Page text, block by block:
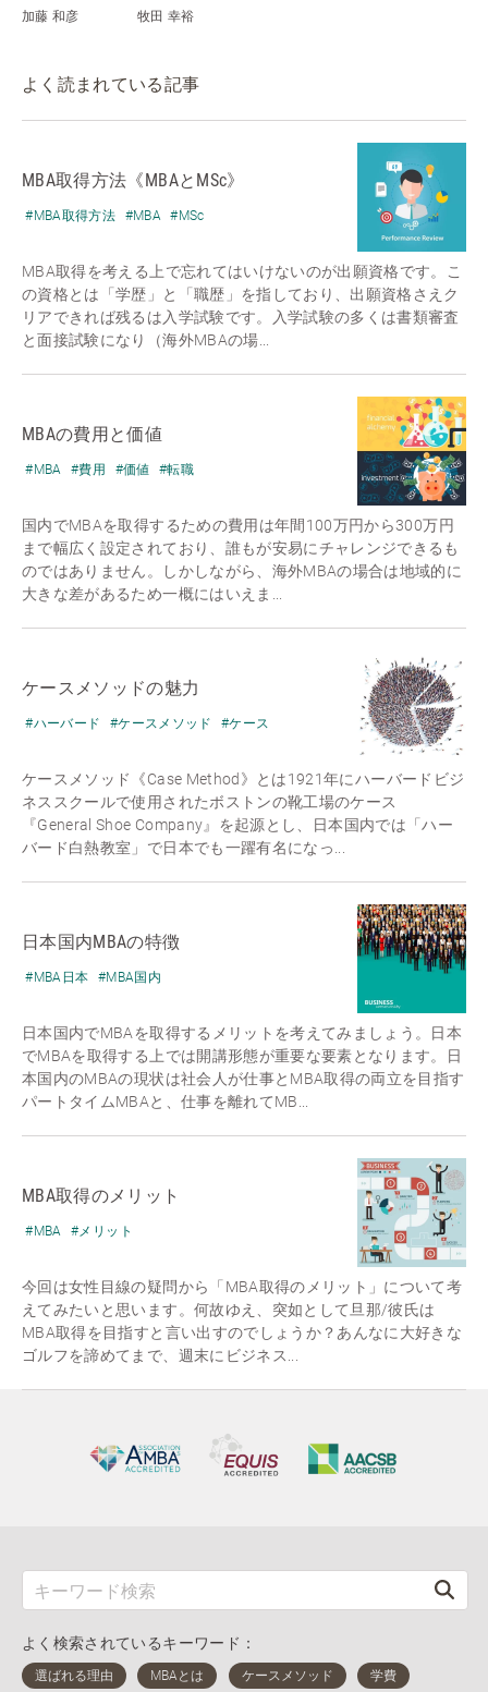
加藤 和彦 牧田 幸裕
よく読まれている記事
MBA取得方法《MBAとMSc》
#MBA取得方法 #MBA #MSc
MBA取得を考える上で忘れてはいけないのが出願資格です。こ
の資格とは「学歴」と「職歴」を指しており、出願資格さえク
リアできれば残るは入学試験です。入学試験の多くは書類審査
と面接試験になり（海外MBAの場...
MBAの費用と価値
#MBA #費用 #価値 #転職
国内でMBAを取得するための費用は年間100万円から300万円
まで幅広く設定されており、誰もが安易にチャレンジできるも
のではありません。しかしながら、海外MBAの場合は地域的に
大きな差があるため一概にはいえま...
ケースメソッドの魅力
#ハーバード #ケースメソッド #ケース
ケースメソッド《Case Method》とは1921年にハーバードビジ
ネススクールで使用されたボストンの靴工場のケース
『General Shoe Company』を起源とし、日本国内では「ハー
バード白熱教室」で日本でも一躍有名になっ...
日本国内MBAの特徴
#MBA日本 #MBA国内
日本国内でMBAを取得するメリットを考えてみましょう。日本
でMBAを取得する上では開講形態が重要な要素となります。日
本国内のMBAの現状は社会人が仕事とMBA取得の両立を目指す
パートタイムMBAと、仕事を離れてMB...
MBA取得のメリット
#MBA #メリット
今回は女性目線の疑問から「MBA取得のメリット」について考
えてみたいと思います。何故ゆえ、突如として旦那/彼氏は
MBA取得を目指すと言い出すのでしょうか？あんなに大好きな
ゴルフを諦めてまで、週末にビジネス...
よく検索されているキーワード：